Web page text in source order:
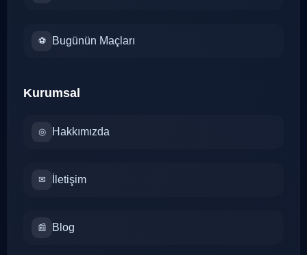
⚽ Bugünün Maçları
Kurumsal
◎ Hakkımızda
✉ İletişim
📰 Blog